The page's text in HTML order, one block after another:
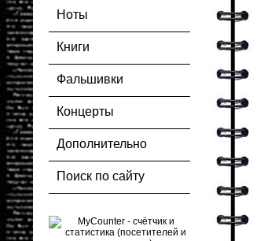
Ноты
Книги
Фальшивки
Концерты
Дополнительно
Поиск по сайту